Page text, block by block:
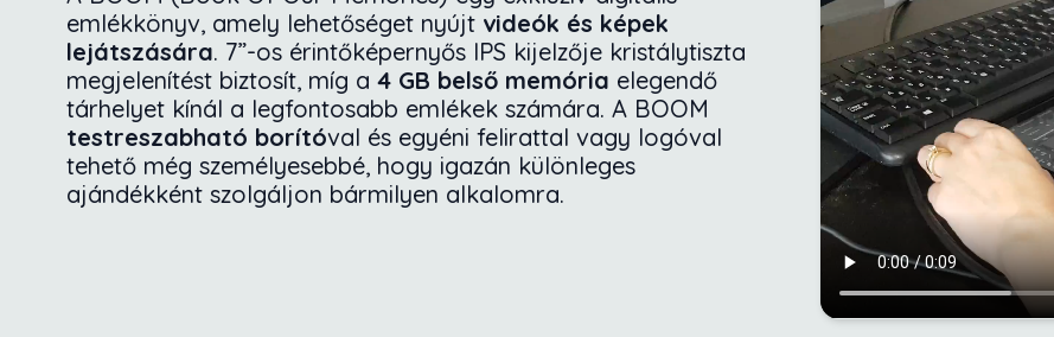
emlékkönyv, amely lehetőséget nyújt videók és képek
lejátszására. 7”-os érintőképernyős IPS kijelzője kristálytiszta
megjelenítést biztosít, míg a 4 GB belső memória elegendő
tárhelyet kínál a legfontosabb emlékek számára. A BOOM
testreszabható borítóval és egyéni felirattal vagy logóval
tehető még személyesebbé, hogy igazán különleges
ajándékként szolgáljon bármilyen alkalomra.